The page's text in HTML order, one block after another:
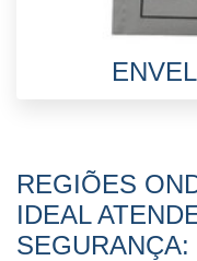
REGIÕES
IDEAL
SEGURANÇA: